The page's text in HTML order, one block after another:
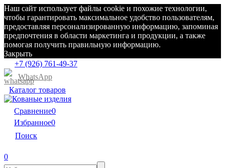
Наш сайт использует файлы cookie и похожие технологии,
чтобы гарантировать максимальное удобство пользователям,
предоставляя персонализированную информацию, запоминая
предпочтения в области маркетинга и продукции, а также
помогая получить правильную информацию.
Закрыть
+7 (926) 761-49-37
WhatsApp
Каталог товаров
Сравнение0
Избранное0
Поиск
0